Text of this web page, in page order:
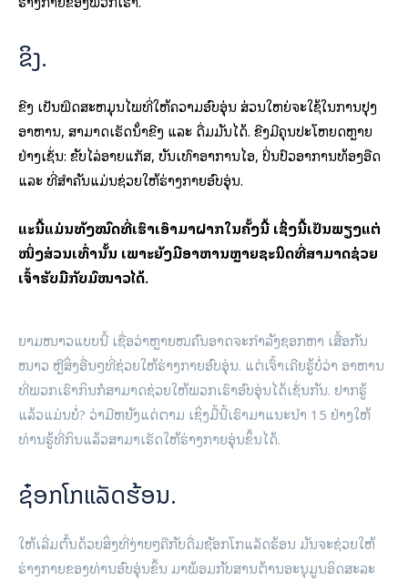
ຂິງ.
ຂີງ ເປັນພືດສະຫມຸນໄພທີ່ໃຫ້ຄວາມອົບອຸ່ນ ສ່ວນໃຫຍ່ຈະໃຊ້ໃນການປຸງ
ອາຫານ, ສາມາດເຮັດນ້ໍາຂີງ ແລະ ດື່ມມັນໄດ້. ຂີງມີຄຸນປະໂຫຍດຫຼາຍ
ຢ່າງເຊັ່ນ: ຂັບໄລ່ອາຍແກັສ, ບັນເທົາອາການໄອ, ປິ່ນປົວອາການທ້ອງອືດ
ແລະ ທີ່ສຳຄັນແມ່ນຊ່ວຍໃຫ້ຮ່າງກາຍອົບອຸ່ນ.
ແລະນີ້ແມ່ນທັງໝົດທີ່ເຮົາເອົາມາຝາກໃນຄັ້ງນີ້ ເຊິ່ງນີ້ເປັນພຽງແຕ່
ໜຶ່ງສ່ວນເທົ່ານັ້ນ ເພາະຍັງມີອາຫານຫຼາຍຊະນິດທີ່ສາມາດຊ່ວຍ
ເຈົ້າຮັບມືກັບລົມໜາວໄດ້.
ຍາມໜາວແບບນີ້ ເຊື່ອວ່າຫຼາຍໝຄົນອາດຈະກໍາລັງຊອກຫາ ເສື້ອກັນ
ໜາວ ຫຼືສິ່ງອື່ນໆທີ່ຊ່ວຍໃຫ້ຮ່າງກາຍອົບອຸ່ນ. ແຕ່ເຈົ້າເຄີຍຮູ້ບໍ່ວ່າ ອາຫານ
ທີ່ພວກເຮົາກິນກໍສາມາດຊ່ວຍໃຫ້ພວກເຮົາອົບອຸ່ນໄດ້ເຊັ່ນກັນ. ຢາກຮູ້
ແລ້ວແມ່ນບໍ່? ວ່າມີຫຍັງແດ່ຕາມ ເຊິ່ງມື້ນີ້ເຮົາມາແນະນຳ 15 ຢ່າງໃຫ້
ທ່ານຮູ້ທີ່ກິນແລ້ວສາມາເຮັດໃຫ້ຮ່າງກາຍອຸ່ນຂຶ້ນໄດ້.
ຊ໋ອກໂກແລັດຮ້ອນ.
ໃຫ້ເລີ່ມຕົ້ນດ້ວຍສິ່ງທີ່ງ່າຍໆຄືກັບດື່ມຊັອກໂກແລັດຮ້ອນ ມັນຈະຊ່ວຍໃຫ້
ຮ່າງກາຍຂອງທ່ານອົບອຸ່ນຂຶ້ນ ມາພ້ອມກັບສານຕ້ານອະນຸມູນອິດສະລະ